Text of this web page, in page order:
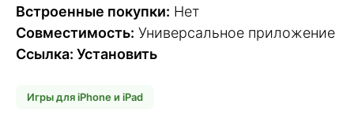
Встроенные покупки: Нет
Совместимость: Универсальное приложение
Ссылка: Установить
Игры для iPhone и iPad